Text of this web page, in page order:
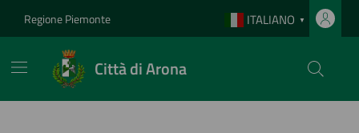
Regione Piemonte ITALIANO ▼
Città di Arona